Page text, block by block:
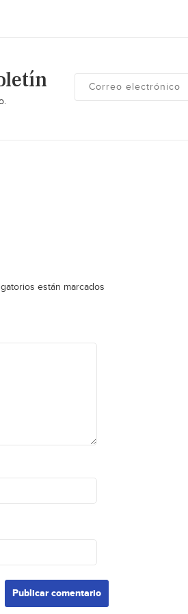
están marcados